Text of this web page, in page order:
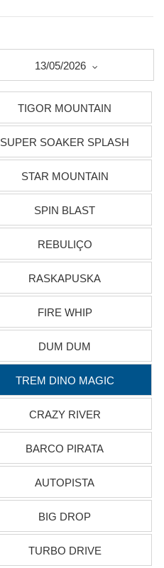
13/05/2026
TIGOR MOUNTAIN
SUPER SOAKER SPLASH
STAR MOUNTAIN
SPIN BLAST
REBULIÇO
RASKAPUSKA
FIRE WHIP
DUM DUM
TREM DINO MAGIC
CRAZY RIVER
BARCO PIRATA
AUTOPISTA
BIG DROP
TURBO DRIVE